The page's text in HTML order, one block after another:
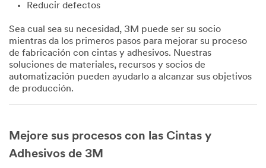
Reducir defectos
Sea cual sea su necesidad, 3M puede ser su socio
mientras da los primeros pasos para mejorar su proceso
de fabricación con cintas y adhesivos. Nuestras
soluciones de materiales, recursos y socios de
automatización pueden ayudarlo a alcanzar sus objetivos
de producción.
Mejore sus procesos con las Cintas y
Adhesivos de 3M